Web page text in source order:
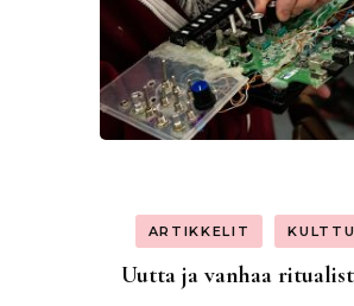
ARTIKKELIT
Uutta ja vanhaa